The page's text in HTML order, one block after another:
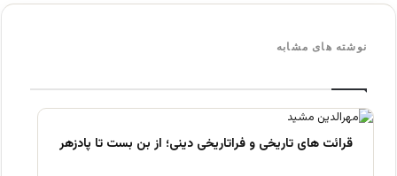
نوشته های مشابه